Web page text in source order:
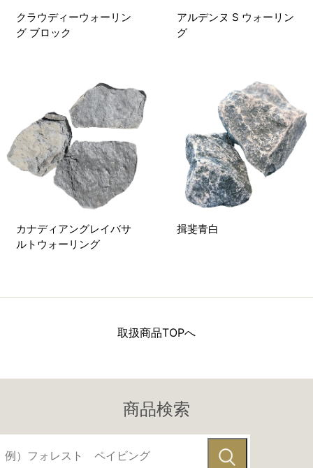
クラウディーウォーリン
グ ブロック
アルデンヌ S ウォーリン
グ
カナディアングレイバサ
ルトウォーリング
揖斐青白
取扱商品TOPへ
商品検索